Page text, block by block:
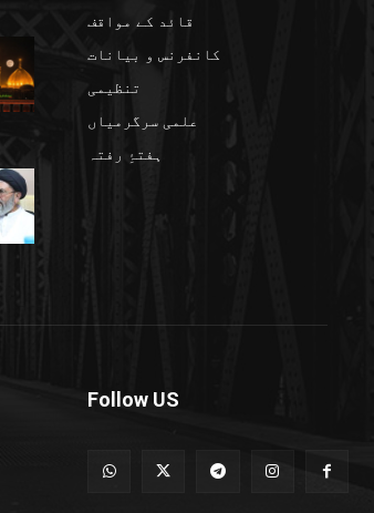
قائد کے مواقف
کانفرنس و بیانات
تنظیمی
علمی سرگرمیاں
ہفتۂِ رفتہ
Follow US